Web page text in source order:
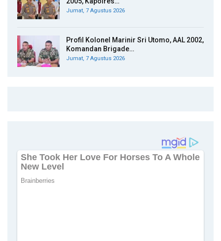
Jumat, 7 Agustus 2026
Profil Kolonel Marinir Sri Utomo, AAL 2002,
Komandan Brigade…
Jumat, 7 Agustus 2026